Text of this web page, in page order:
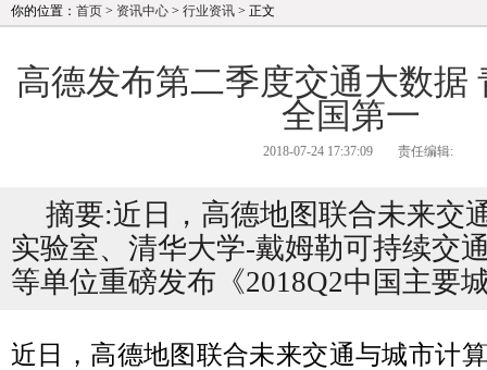
你的位置： 首页 > 资讯中心 > 行业资讯 > 正文
高德发布第二季度交通大数据
全国第一
2018-07-24 17:37:09 责任编辑:
摘要:近日，高德地图联合未来交
实验室、清华大学-戴姆勒可持续交
等单位重磅发布《2018Q2中国主要
近日，高德地图联合未来交通与城市计